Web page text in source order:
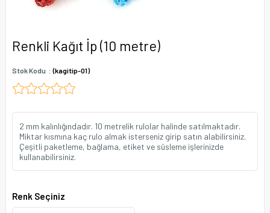
Renkli Kağıt İp (10 metre)
Stok Kodu (kagitip-01)
2 mm kalınlığındadır. 10 metrelik rulolar halinde satılmaktadır.
Miktar kısmına kaç rulo almak isterseniz girip satın alabilirsiniz.
Çeşitli paketleme, bağlama, etiket ve süsleme işlerinizde
kullanabilirsiniz.
Renk Seçiniz